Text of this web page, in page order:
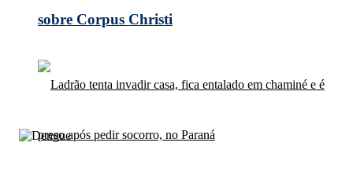
sobre Corpus Christi